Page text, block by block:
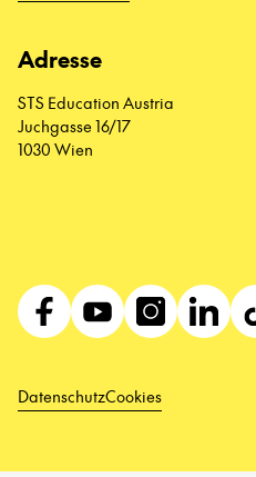
Adresse
STS Education Austria
Juchgasse 16/17
1030 Wien
DatenschutzCookies